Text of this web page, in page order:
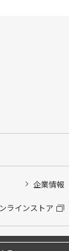
企業情報
ラインストア